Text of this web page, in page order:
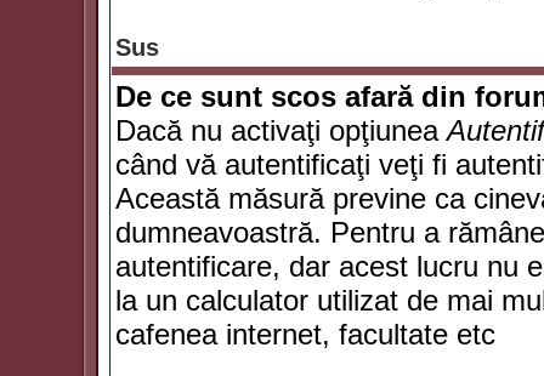
Sus
De ce sunt scos afară din
Dacă nu activaţi opţiunea
când vă autentificaţi veţi fi
Această măsură previne ca
dumneavoastră. Pentru a
autentificare, dar acest lucru nu
la un calculator utilizat de mai
cafenea internet, facultate etc